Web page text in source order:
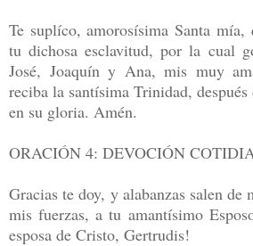
Te suplíco, amorosísima Santa mía,
tu dichosa esclavitud, por la cual
José, Joaquín y Ana, mis muy
reciba la santísima Trinidad,
en su gloria. Amén.
ORACIÓN 4: DEVOCIÓN
Gracias te doy, y alabanzas salen de
mis fuerzas, a tu amantísimo
esposa de Cristo, Gertrudis!